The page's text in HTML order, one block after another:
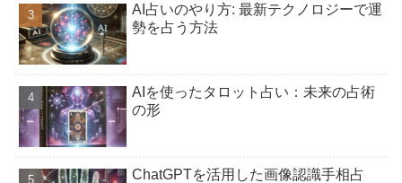
AI占いのやり方: 最新テクノロジーで運
勢を占う方法
AIを使ったタロット占い：未来の占術
の形
ChatGPTを活用した画像認識手相占